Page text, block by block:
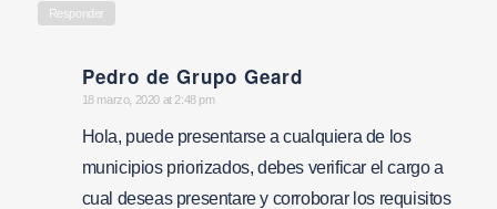
Responder
Pedro de Grupo Geard
says:
18 marzo, 2020 at 2:48 pm
Hola, puede presentarse a cualquiera de los
municipios priorizados, debes verificar el cargo a
cual deseas presentare y corroborar los requisitos